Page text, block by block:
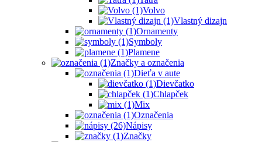
Volvo
Vlastný dizajn
Ornamenty
Symboly
Plamene
Značky a označenia
Dieťa v aute
Dievčatko
Chlapček
Mix
Označenia
Nápisy
Značky